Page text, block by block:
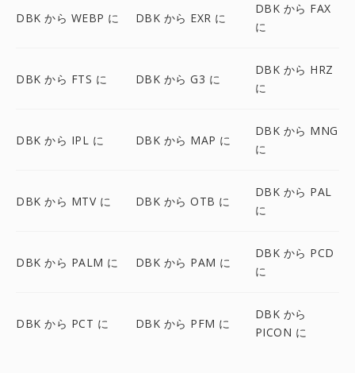
DBK から WEBP に DBK から EXR に
DBK から FAX
に
DBK から FTS に DBK から G3 に
DBK から HRZ
に
DBK から IPL に DBK から MAP に
DBK から MNG
に
DBK から MTV に DBK から OTB に
DBK から PAL
に
DBK から PALM に DBK から PAM に
DBK から PCD
に
DBK から PCT に DBK から PFM に
DBK から
PICON に